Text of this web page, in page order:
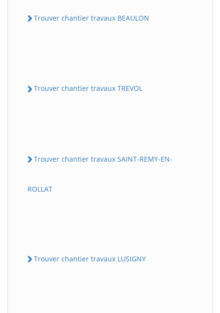
Trouver chantier travaux BEAULON
Trouver chantier travaux TREVOL
Trouver chantier travaux SAINT-REMY-EN-
ROLLAT
Trouver chantier travaux LUSIGNY